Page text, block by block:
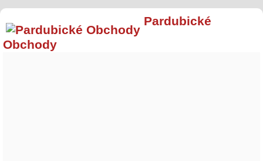
Pardubické
Obchody